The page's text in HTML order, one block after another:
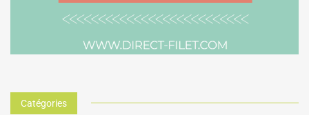
Catégories